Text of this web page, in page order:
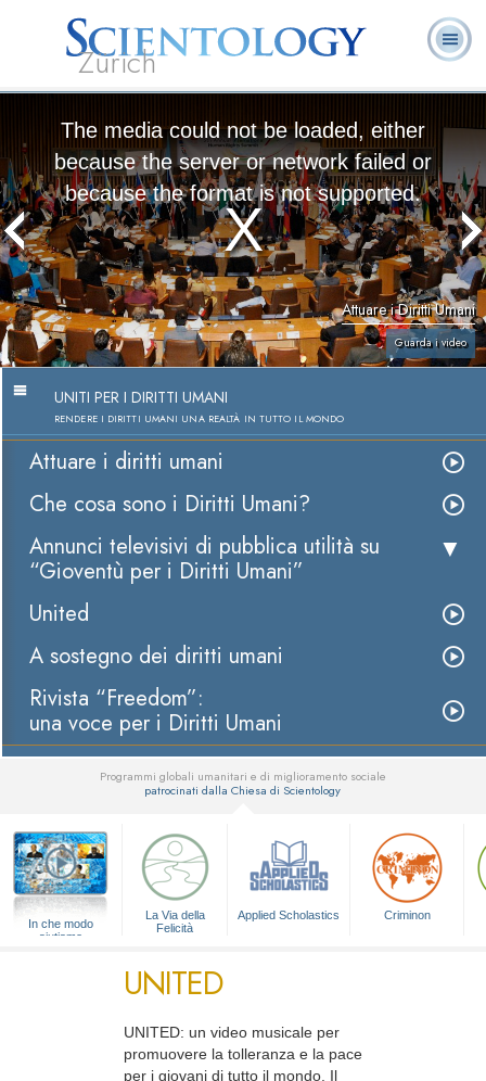
Zürich
The media could not be loaded, either
because the server or network failed or
because the format is not supported.
Attuare i Diritti Umani
Guarda i video
UNITI PER I DIRITTI UMANI
RENDERE I DIRITTI UMANI UNA REALTÀ IN TUTTO IL MONDO
Attuare i diritti umani
Che cosa sono i Diritti Umani?
Annunci televisivi di pubblica utilità su
“Gioventù per i Diritti Umani”
United
A sostegno dei diritti umani
Rivista “Freedom”:
una voce per i Diritti Umani
Programmi globali umanitari e di miglioramento sociale
patrocinati dalla Chiesa di Scientology
In che modo
aiutiamo
La Via della
Felicità
Applied Scholastics Criminon
UNITED
UNITED: un video musicale per
promuovere la tolleranza e la pace
per i giovani di tutto il mondo. Il